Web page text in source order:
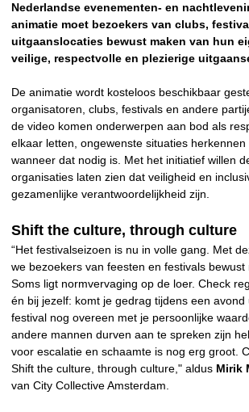
Nederlandse evenementen- en
animatie moet bezoekers van clubs,
uitgaanslocaties bewust maken van hun
veilige, respectvolle en plezierige
De animatie wordt kosteloos beschikbaar
organisatoren, clubs, festivals en andere
de video komen onderwerpen aan bod als
elkaar letten, ongewenste situaties herkennen
wanneer dat nodig is. Met het initiatief willen
organisaties laten zien dat veiligheid en
gezamenlijke verantwoordelijkheid zijn.
Shift the culture, through culture
“Het festivalseizoen is nu in volle gang. Met
we bezoekers van feesten en festivals bewust
Soms ligt normvervaging op de loer. Check
én bij jezelf: komt je gedrag tijdens een avond
festival nog overeen met je persoonlijke
andere mannen durven aan te spreken zijn
voor escalatie en schaamte is nog erg groot.
Shift the culture, through culture," aldus Mirik
van City Collective Amsterdam.